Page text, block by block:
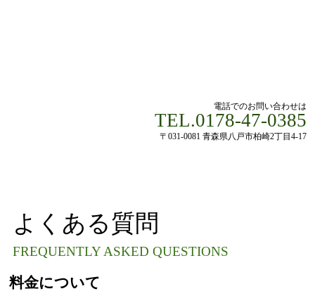
電話でのお問い合わせは
TEL.0178-47-0385
〒031-0081 青森県八戸市柏崎2丁目4-17
よくある質問
FREQUENTLY ASKED QUESTIONS
料金について